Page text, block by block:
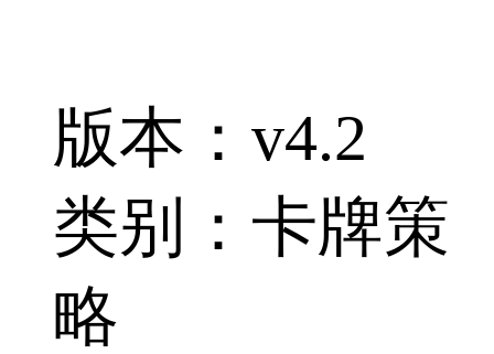
版本：v4.2
类别：卡牌策
略